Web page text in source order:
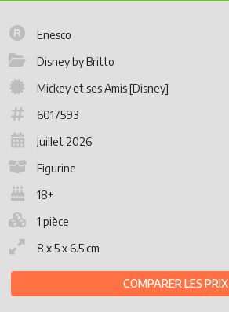
Enesco
Disney by Britto
Mickey et ses Amis [Disney]
6017593
Juillet 2026
Figurine
18+
1 pièce
8 x 5 x 6.5 cm
COMPARER LES PRIX